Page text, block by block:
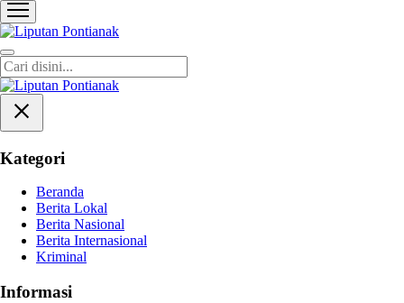
Liputan Pontianak
Berita Terkini dan TerUpdate
Kategori
Beranda
Berita Lokal
Berita Nasional
Berita Internasional
Kriminal
Informasi